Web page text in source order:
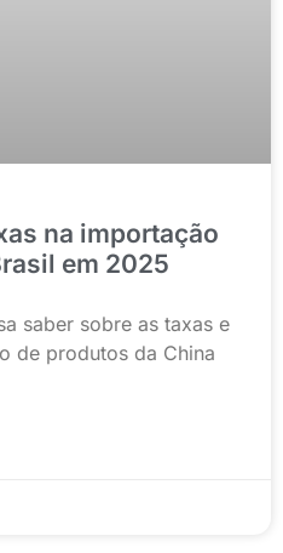
na importação
em 2025
saber sobre as taxas e
de produtos da China